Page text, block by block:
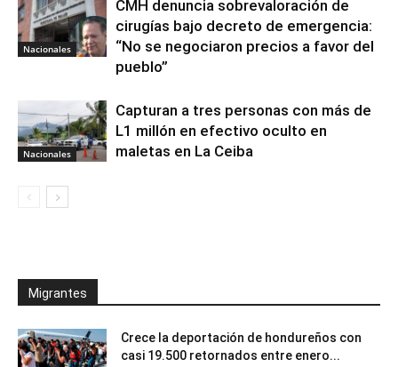
Nacionales
CMH denuncia sobrevaloración de
cirugías bajo decreto de emergencia:
“No se negociaron precios a favor del
pueblo”
Nacionales
Capturan a tres personas con más de
L1 millón en efectivo oculto en
maletas en La Ceiba
Migrantes
Crece la deportación de hondureños con
casi 19.500 retornados entre enero...